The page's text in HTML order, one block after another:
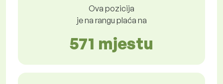
Ova pozicija
je na rangu plaća na
571 mjestu